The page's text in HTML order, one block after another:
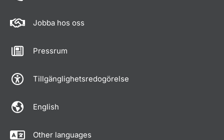
Jobba hos oss
Pressrum
Tillgänglighetsredogörelse
English
Other languages